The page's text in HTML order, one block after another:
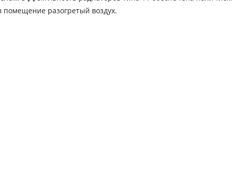
помещение разогретый воздух.